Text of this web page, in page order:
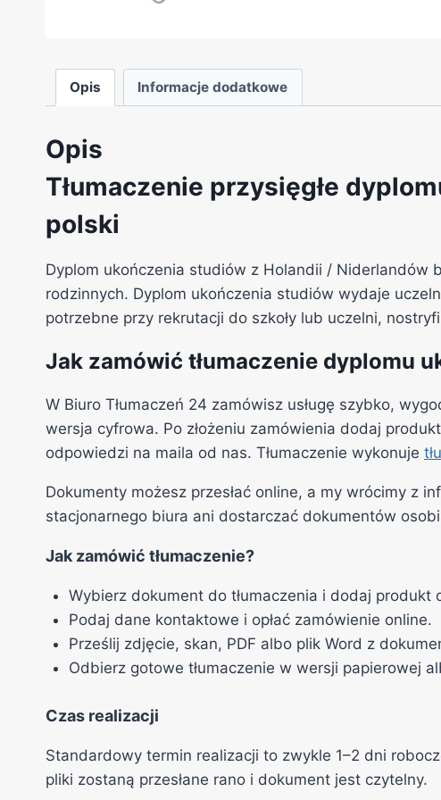
Opis Informacje dodatkowe
Opis
Tłumaczenie przysięgłe
polski
Dyplom ukończenia studiów z Holandii / Niderlandów
rodzinnych. Dyplom ukończenia studiów wydaje
potrzebne przy rekrutacji do szkoły lub uczelni,
Jak zamówić tłumaczenie dyplomu
W Biuro Tłumaczeń 24 zamówisz usługę szybko,
wersja cyfrowa. Po złożeniu zamówienia dodaj
odpowiedzi na maila od nas. Tłumaczenie wykonuje
Dokumenty możesz przesłać online, a my wrócimy z
stacjonarnego biura ani dostarczać dokumentów
Jak zamówić tłumaczenie?
Wybierz dokument do tłumaczenia i dodaj produkt
Podaj dane kontaktowe i opłać zamówienie online.
Prześlij zdjęcie, skan, PDF albo plik Word z
Odbierz gotowe tłumaczenie w wersji papierowej
Czas realizacji
Standardowy termin realizacji to zwykle 1–2 dni
pliki zostaną przesłane rano i dokument jest czytelny.